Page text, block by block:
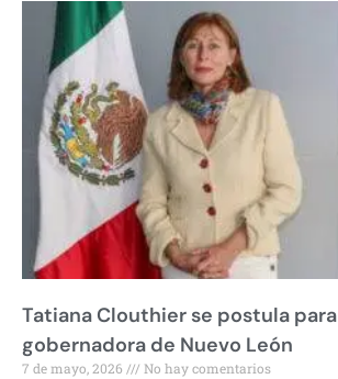
Tatiana Clouthier se postula para
gobernadora de Nuevo León
7 de mayo, 2026 No hay comentarios